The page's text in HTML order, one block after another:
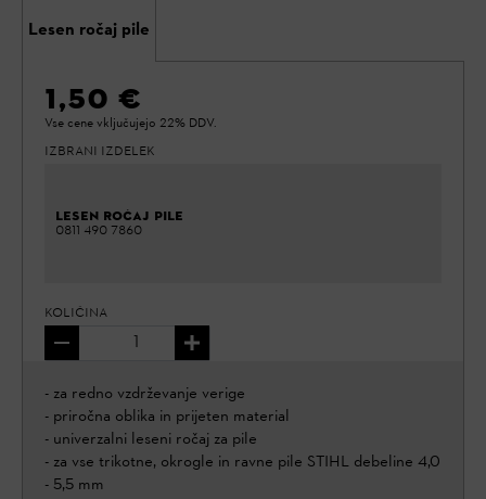
Lesen ročaj pile
1,50 €
Vse cene vključujejo 22% DDV.
IZBRANI IZDELEK
LESEN ROČAJ PILE
0811 490 7860
KOLIČINA
- za redno vzdrževanje verige
- priročna oblika in prijeten material
- univerzalni leseni ročaj za pile
- za vse trikotne, okrogle in ravne pile STIHL debeline 4,0
- 5,5 mm